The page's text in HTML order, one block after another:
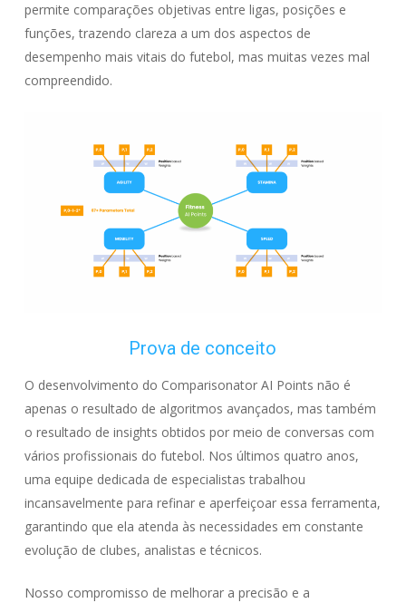
permite comparações objetivas entre ligas, posições e
funções, trazendo clareza a um dos aspectos de
desempenho mais vitais do futebol, mas muitas vezes mal
compreendido.
Prova de conceito
O desenvolvimento do Comparisonator AI Points não é
apenas o resultado de algoritmos avançados, mas também
o resultado de insights obtidos por meio de conversas com
vários profissionais do futebol. Nos últimos quatro anos,
uma equipe dedicada de especialistas trabalhou
incansavelmente para refinar e aperfeiçoar essa ferramenta,
garantindo que ela atenda às necessidades em constante
evolução de clubes, analistas e técnicos.
Nosso compromisso de melhorar a precisão e a